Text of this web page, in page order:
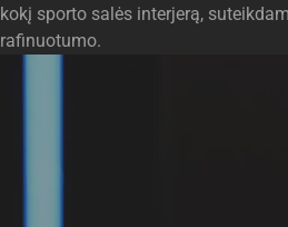
kokį sporto salės interjerą,
rafinuotumo.